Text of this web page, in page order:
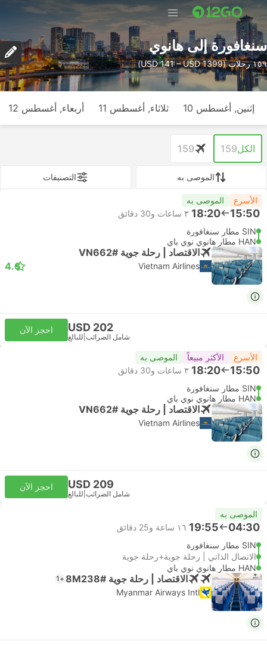
سنغافورة إلى هانوي
١٥٩ رحلات (USD 141 – USD 1399)
إثنين, أغسطس 10 ثلاثاء, أغسطس 11 أربعاء, أغسطس 12
الكل159
159
الموصى به التصنيفات
الأسرع الموصى به
15:50
18:20 ٣ ساعات و‫30 دقائق
SIN مطار سنغافورة
HAN مطار هانوي نوي باي
الاقتصاد | رحلة جوية #VN662
Vietnam Airlines
4.6
USD 202
شامل الضرائب للبالغ
احجز الآن
الأسرع الأكثر مبيعاً الموصى به
15:50
18:20 ٣ ساعات و‫30 دقائق
SIN مطار سنغافورة
HAN مطار هانوي نوي باي
الاقتصاد | رحلة جوية #VN662
Vietnam Airlines
USD 209
شامل الضرائب للبالغ
احجز الآن
الموصى به
04:30
19:55 ١٦ ساعة و‫25 دقائق
SIN مطار سنغافورة
الاتصال الذاتي | رحلة جوية+رحلة جوية
HAN مطار هانوي نوي باي
الاقتصاد | رحلة جوية #8M238 +1
Myanmar Airways Intl